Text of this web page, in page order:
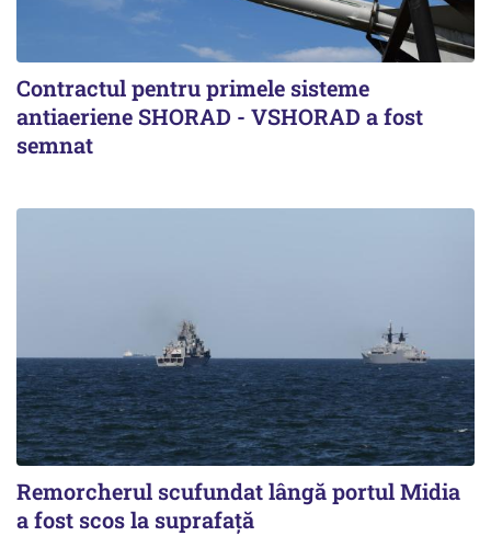
Contractul pentru primele sisteme
antiaeriene SHORAD - VSHORAD a fost
semnat
Remorcherul scufundat lângă portul Midia
a fost scos la suprafaţă